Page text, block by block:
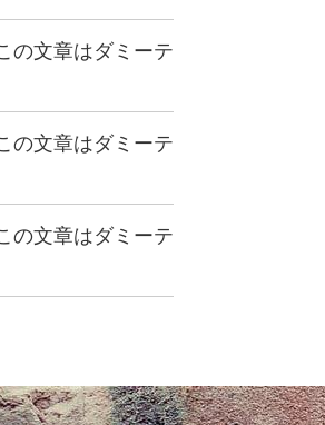
の文章はダミーテ
の文章はダミーテ
の文章はダミーテ